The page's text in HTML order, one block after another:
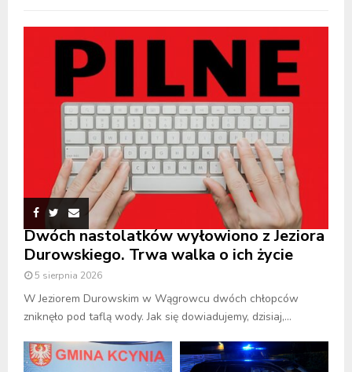
Dwóch nastolatków wyłowiono z Jeziora
Durowskiego. Trwa walka o ich życie
5 sierpnia 2026
W Jeziorem Durowskim w Wągrowcu dwóch chłopców
zniknęło pod taflą wody. Jak się dowiadujemy, dzisiaj,...